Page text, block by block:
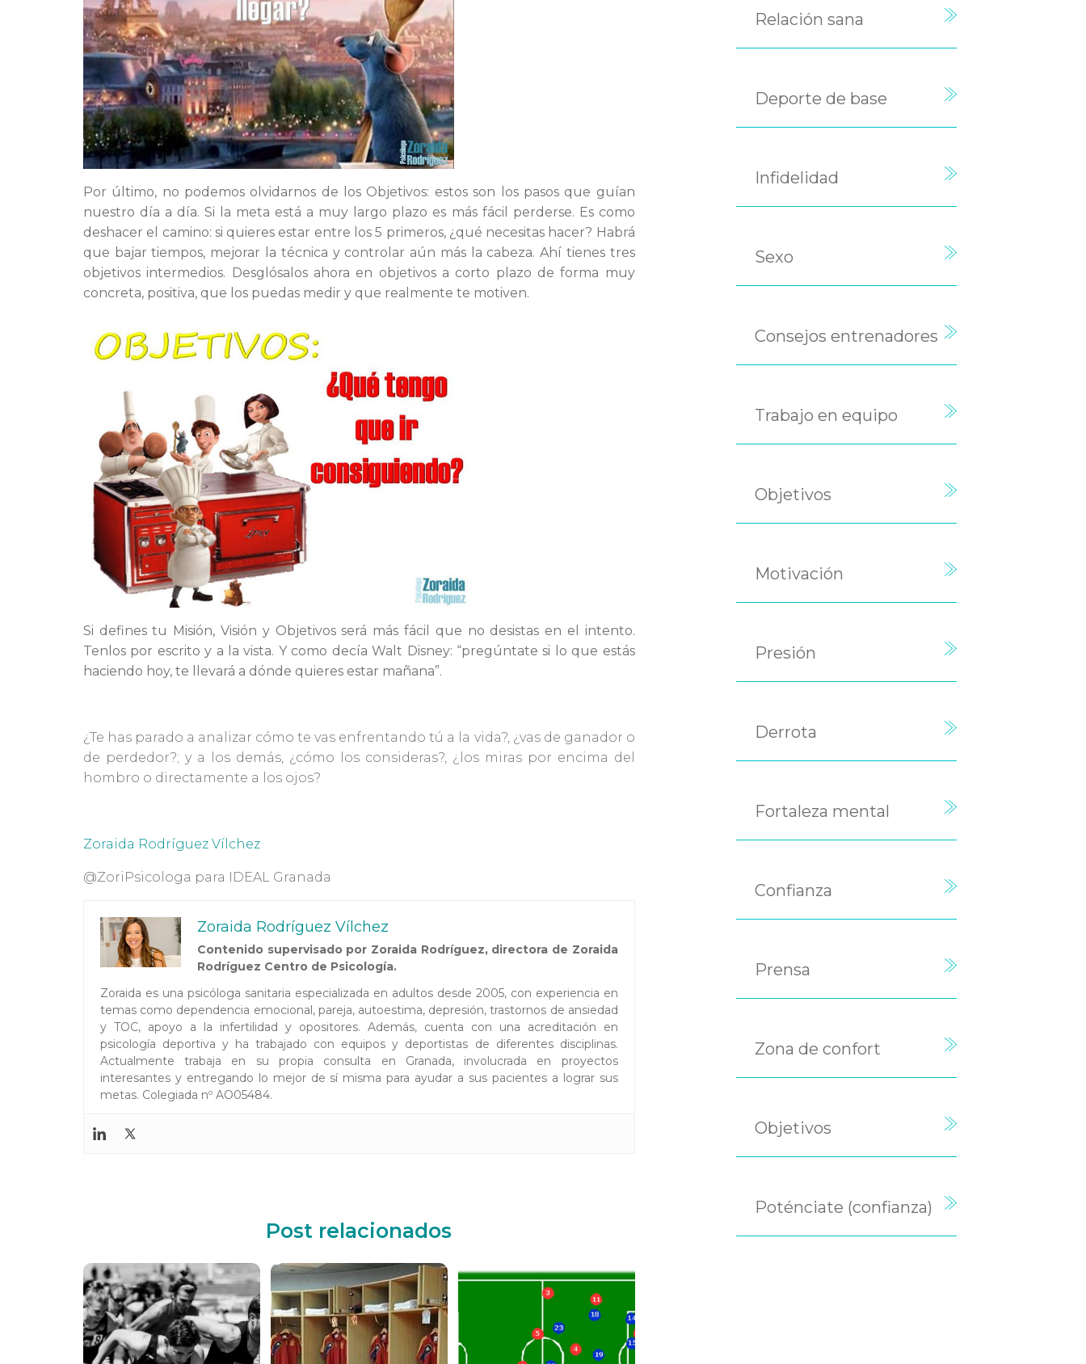
Por último, no podemos olvidarnos de los Objetivos: estos son los pasos que guían
nuestro día a día. Si la meta está a muy largo plazo es más fácil perderse. Es como
deshacer el camino: si quieres estar entre los 5 primeros, ¿qué necesitas hacer? Habrá
que bajar tiempos, mejorar la técnica y controlar aún más la cabeza. Ahí tienes tres
objetivos intermedios. Desglósalos ahora en objetivos a corto plazo de forma muy
concreta, positiva, que los puedas medir y que realmente te motiven.
Si defines tu Misión, Visión y Objetivos será más fácil que no desistas en el intento.
Tenlos por escrito y a la vista. Y como decía Walt Disney: “pregúntate si lo que estás
haciendo hoy, te llevará a dónde quieres estar mañana”.
¿Te has parado a analizar cómo te vas enfrentando tú a la vida?, ¿vas de ganador o
de perdedor?; y a los demás, ¿cómo los consideras?, ¿los miras por encima del
hombro o directamente a los ojos?
Zoraida Rodríguez Vílchez
@ZoriPsicologa para IDEAL Granada
Zoraida Rodríguez Vílchez
Contenido supervisado por Zoraida Rodríguez, directora de Zoraida
Rodríguez Centro de Psicología.
Zoraida es una psicóloga sanitaria especializada en adultos desde 2005, con experiencia en
temas como dependencia emocional, pareja, autoestima, depresión, trastornos de ansiedad
y TOC, apoyo a la infertilidad y opositores. Además, cuenta con una acreditación en
psicología deportiva y ha trabajado con equipos y deportistas de diferentes disciplinas.
Actualmente trabaja en su propia consulta en Granada, involucrada en proyectos
interesantes y entregando lo mejor de sí misma para ayudar a sus pacientes a lograr sus
metas. Colegiada nº AO05484.
Post relacionados
Relación sana
Deporte de base
Infidelidad
Sexo
Consejos entrenadores
Trabajo en equipo
Objetivos
Motivación
Presión
Derrota
Fortaleza mental
Confianza
Prensa
Zona de confort
Objetivos
Poténciate (confianza)